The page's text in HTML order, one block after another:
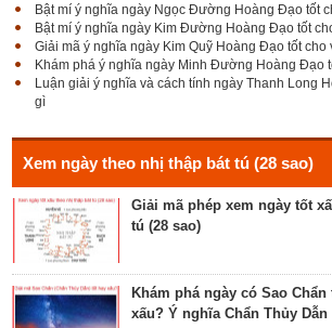
Bật mí ý nghĩa ngày Ngọc Đường Hoàng Đạo tốt
Bật mí ý nghĩa ngày Kim Đường Hoàng Đạo tốt
Giải mã ý nghĩa ngày Kim Quỹ Hoàng Đạo tốt cho
Khám phá ý nghĩa ngày Minh Đường Hoàng Đạo
Luận giải ý nghĩa và cách tính ngày Thanh Long
gì
Xem ngày theo nhị thập bát tú (28 sao)
Giải mã Sao Cang tốt hay xấu
nghĩa Cang Kim long
nghĩa Giác Mộc Giao
Giải mã phép xem ngày tốt
tú (28 sao)
Khám phá ngày có Sao
xấu? Ý nghĩa Chẩn Thủy Dẫn
hôn nhân, xuất hành, chữa